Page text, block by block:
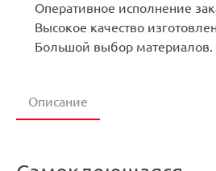
Оперативное исполнение
Высокое качество
Большой выбор материалов.
Описание